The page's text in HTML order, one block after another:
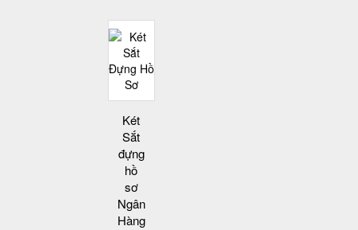
Két
Sắt
đựng
hồ
sơ
Ngân
Hàng